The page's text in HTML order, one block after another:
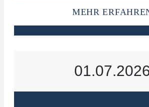
Gewohnheitsrecht auf
MEHR